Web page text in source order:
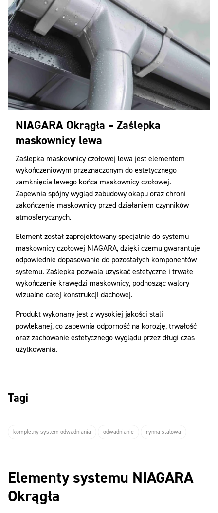
NIAGARA Okrągła – Zaślepka
maskownicy lewa
Zaślepka maskownicy czołowej lewa jest elementem
wykończeniowym przeznaczonym do estetycznego
zamknięcia lewego końca maskownicy czołowej.
Zapewnia spójny wygląd zabudowy okapu oraz chroni
zakończenie maskownicy przed działaniem czynników
atmosferycznych.
Element został zaprojektowany specjalnie do systemu
maskownicy czołowej NIAGARA, dzięki czemu gwarantuje
odpowiednie dopasowanie do pozostałych komponentów
systemu. Zaślepka pozwala uzyskać estetyczne i trwałe
wykończenie krawędzi maskownicy, podnosząc walory
wizualne całej konstrukcji dachowej.
Produkt wykonany jest z wysokiej jakości stali
powlekanej, co zapewnia odporność na korozję, trwałość
oraz zachowanie estetycznego wyglądu przez długi czas
użytkowania.
Tagi
kompletny system odwadniania odwadnianie rynna stalowa
Elementy systemu NIAGARA
Okrągła